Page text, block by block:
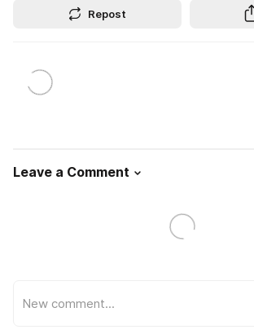
Repost
Leave a Comment